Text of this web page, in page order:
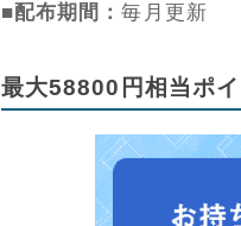
■配布期間：毎月更新
最大58800円相当ポ